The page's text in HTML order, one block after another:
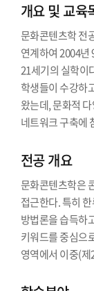
개요 및 교육
문화콘텐츠학 전
연계하여 2004년
21세기의 실학이
학생들이 수강하
왔는데, 문화적
네트워크 구축에
전공 개요
문화콘텐츠학은
접근한다. 특히
방법론을 습득하
키워드를 중심으
영역에서 이중(